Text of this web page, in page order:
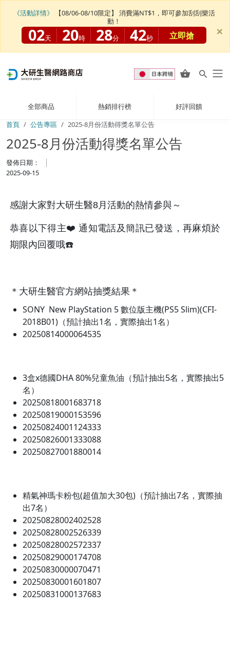
全部商品 熱銷排行榜
好評回饋
首頁
公告專區 2025-8月份活動得獎名單公告
2025-8月份活動得獎名單公告
發佈日期：
2025-09-15
感謝大家對大研生醫8月活動的熱情參與～
恭喜以下得主❤️ 通知電話及簡訊已發送，再麻煩於
期限內回覆哦☎️
＊大研生醫官方網站抽獎結果＊
SONY New PlayStation 5 數位版主機(PS5 Slim)(CFI-
2018B01)（預計抽出1名，實際抽出1名）
20250814000064535
3盒x德國DHA 80%兒童魚油（預計抽出5名，實際抽出5
名）
20250818001683718
20250819000153596
20250824001124333
20250826001333088
20250827001880014
精氣神瑪卡粉包(超值加大30包)（預計抽出7名，實際抽
出7名）
20250828002402528
20250828002526339
20250828002572337
20250829000174708
20250830000070471
20250830001601807
20250831000137683
《活動詳情》
【08/06-08/10限定】 消費滿NT$1，即可參加刮刮樂活
動！
02天 20時 28分 41秒 立即搶 ×